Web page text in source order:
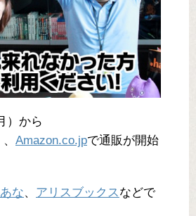
）から
、 Amazon.co.jpで通販が開始
な、 アリスブックスなどで